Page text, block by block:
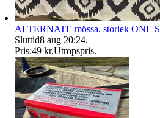
ALTERNATE mössa, storlek ONE
Sluttid8 aug 20:24.
Pris:49 kr,Utropspris.